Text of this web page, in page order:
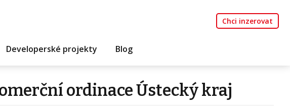
Chci inzerovat
Developerské projekty Blog
ordinace Ústecký kraj